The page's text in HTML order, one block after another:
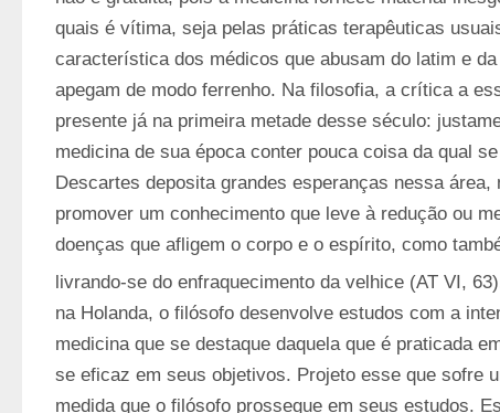
quais é vítima, seja pelas práticas terapêuticas
característica dos médicos que abusam do latim e
apegam de modo ferrenho. Na filosofia, a crítica a
presente já na primeira metade desse século:
medicina de sua época conter pouca coisa da qual
Descartes deposita grandes esperanças nessa área,
promover um conhecimento que leve à redução ou
doenças que afligem o corpo e o espírito, como
livrando-se do enfraquecimento da velhice (AT VI,
na Holanda, o filósofo desenvolve estudos com a
medicina que se destaque daquela que é praticada
se eficaz em seus objetivos. Projeto esse que sofre
medida que o filósofo prossegue em seus estudos.